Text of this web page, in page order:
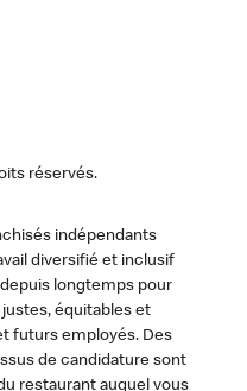
réservés.
indépendants
diversifié et inclusif
longtemps pour
équitables et
futurs employés. Des
de candidature sont
restaurant auquel vous